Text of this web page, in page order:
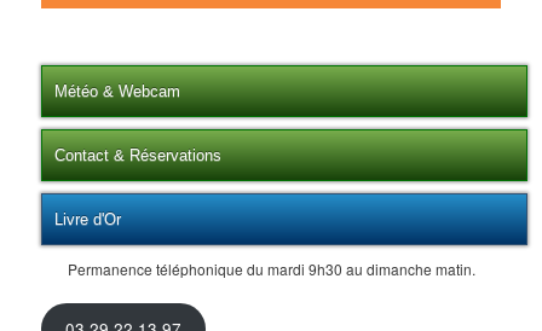
Météo & Webcam
Contact & Réservations
Livre d'Or
Permanence téléphonique du mardi 9h30 au dimanche matin.